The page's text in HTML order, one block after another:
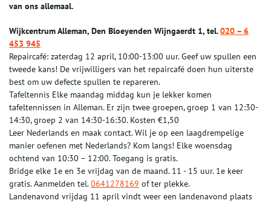
van ons allemaal.
Wijkcentrum Alleman, Den Bloeyenden Wijngaerdt 1, tel.020 – 6
453 945
Repaircafé: zaterdag 12 april, 10:00-13:00 uur. Geef uw spullen een
tweede kans! De vrijwilligers van het repaircafé doen hun uiterste
best om uw defecte spullen te repareren.
Tafeltennis Elke maandag middag kun je lekker komen
tafeltennissen in Alleman. Er zijn twee groepen, groep 1 van 12:30-
14:30, groep 2 van 14:30-16:30. Kosten €1,50
Leer Nederlands en maak contact. Wil je op een laagdrempelige
manier oefenen met Nederlands? Kom langs! Elke woensdag
ochtend van 10:30 – 12:00. Toegang is gratis.
Bridge elke 1e en 3e vrijdag van de maand. 11 - 15 uur. 1e keer
gratis. Aanmelden tel.0641278169 of ter plekke.
Landenavond vrijdag 11 april vindt weer een landenavond plaats